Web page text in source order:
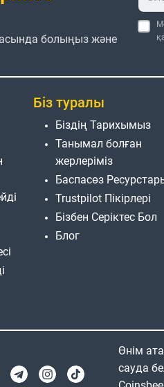
болыңыз және
Біз туралы
Біздің Тарихымыз
Танымал болған
жерлеріміз
Баспасөз
Trustpilot Пікірлері
Бізбен Серіктес Бол
Блог
Өнім
сауда